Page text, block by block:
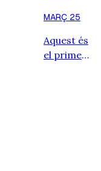
MARÇ 25
Aquest és
el primer